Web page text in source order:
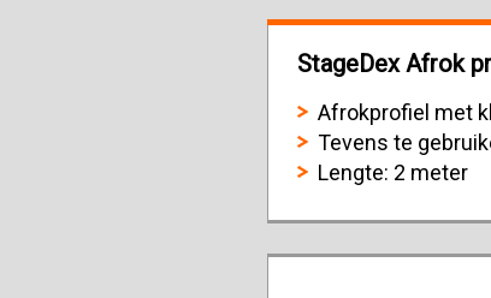
StageDex Afrok
Afrokprofiel met
Tevens te
Lengte: 2 meter